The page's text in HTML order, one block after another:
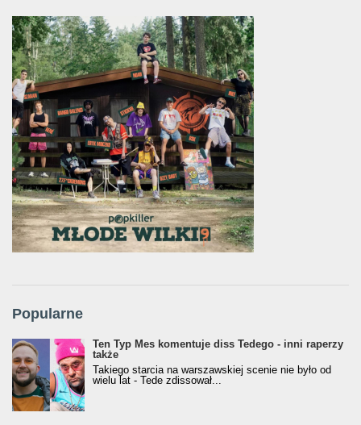
Popularne
Ten Typ Mes komentuje diss Tedego - inni raperzy
także
Takiego starcia na warszawskiej scenie nie było od
wielu lat - Tede zdissował...